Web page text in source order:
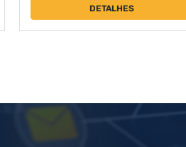
DETALHES